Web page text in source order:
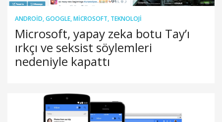
ANDROID,GOOGLE,MICROSOFT, TEKNOLOJI
Microsoft, yapay zeka botu Tay’ı
ırkçı ve seksist söylemleri
nedeniyle kapattı